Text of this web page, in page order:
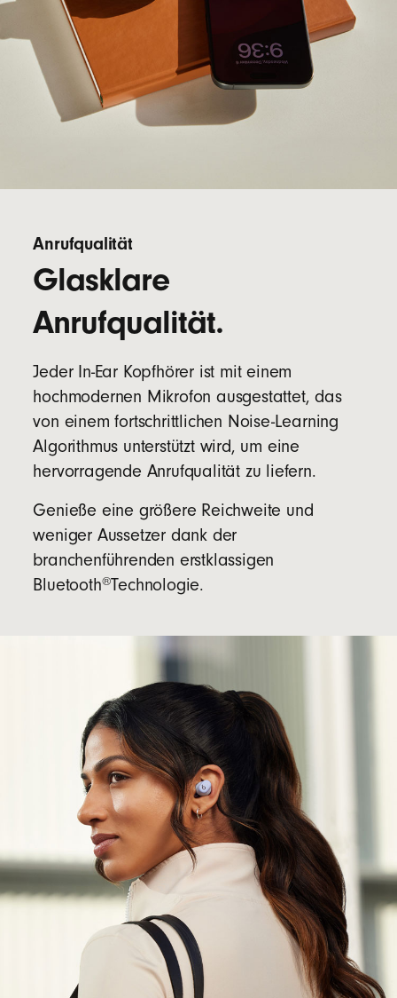
Anrufqualität
Glasklare
Anrufqualität.
Jeder In-Ear Kopfhörer ist mit einem
hochmodernen Mikrofon ausgestattet, das
von einem fortschrittlichen Noise-Learning
Algorithmus unterstützt wird, um eine
hervorragende Anrufqualität zu liefern.
Genieße eine größere Reichweite und
weniger Aussetzer dank der
branchenführenden erstklassigen
Bluetooth®Technologie.